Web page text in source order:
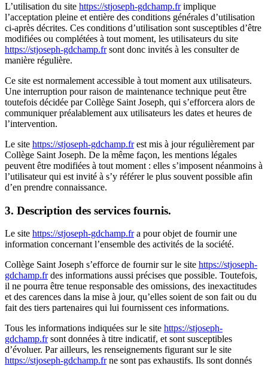
L’utilisation du site https://stjoseph-gdchamp.frimplique
l’acceptation pleine et entière des conditions générales d’utilisation
ci-après décrites. Ces conditions d’utilisation sont susceptibles d’être
modifiées ou complétées à tout moment, les utilisateurs du site
https://stjoseph-gdchamp.frsont donc invités à les consulter de
manière régulière.
Ce site est normalement accessible à tout moment aux utilisateurs.
Une interruption pour raison de maintenance technique peut être
toutefois décidée par Collège Saint Joseph, qui s’efforcera alors de
communiquer préalablement aux utilisateurs les dates et heures de
l’intervention.
Le site https://stjoseph-gdchamp.frest mis à jour régulièrement par
Collège Saint Joseph. De la même façon, les mentions légales
peuvent être modifiées à tout moment : elles s’imposent néanmoins à
l’utilisateur qui est invité à s’y référer le plus souvent possible afin
d’en prendre connaissance.
3. Description des services fournis.
Le site https://stjoseph-gdchamp.fra pour objet de fournir une
information concernant l’ensemble des activités de la société.
Collège Saint Joseph s’efforce de fournir sur le site https://stjoseph-
gdchamp.frdes informations aussi précises que possible. Toutefois,
il ne pourra être tenue responsable des omissions, des inexactitudes
et des carences dans la mise à jour, qu’elles soient de son fait ou du
fait des tiers partenaires qui lui fournissent ces informations.
Tous les informations indiquées sur le site https://stjoseph-
gdchamp.frsont données à titre indicatif, et sont susceptibles
d’évoluer. Par ailleurs, les renseignements figurant sur le site
https://stjoseph-gdchamp.frne sont pas exhaustifs. Ils sont donnés